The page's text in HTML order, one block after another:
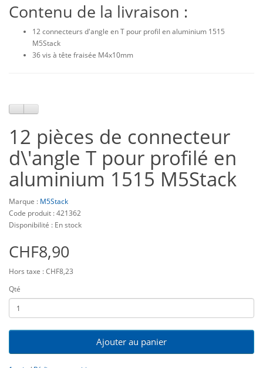
Contenu de la livraison :
12 connecteurs d'angle en T pour profil en aluminium 1515
M5Stack
36 vis à tête fraisée M4x10mm
12 pièces de connecteur
d\'angle T pour profilé en
aluminium 1515 M5Stack
Marque : M5Stack
Code produit : 421362
Disponibilité : En stock
CHF8,90
Hors taxe : CHF8,23
Qté
Ajouter au panier